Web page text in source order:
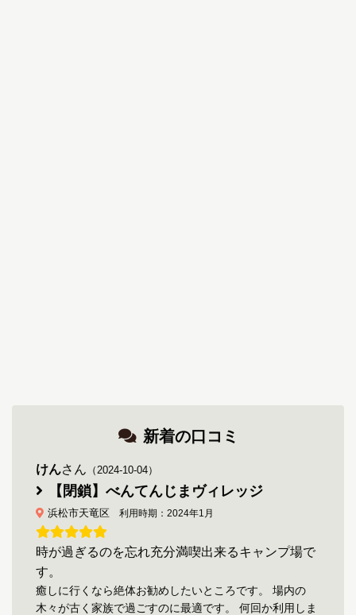
新着の口コミ
けんさん （2024-10-04）
【閉鎖】べんてんじまヴィレッジ
浜松市天竜区 利用時期：2024年1月
時が過ぎるのを忘れ充分満喫出来るキャンプ場で
す。
癒しに行くなら絶体お勧めしたいところです。 場内の
木々が古く家族で過ごすのに最適です。 何回か利用しま